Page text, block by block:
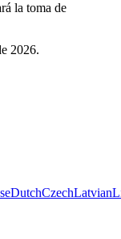
la toma de
2026.
DutchCzechLatvian